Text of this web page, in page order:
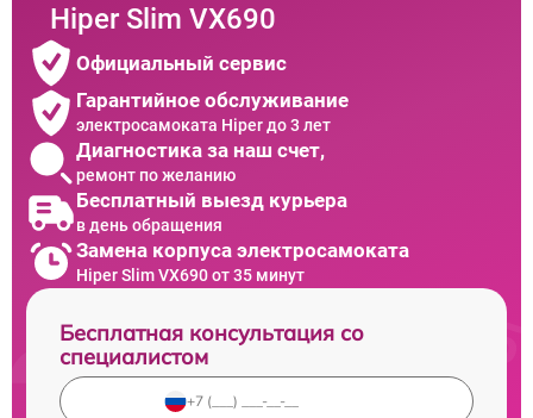
Hiper Slim VX690
Официальный сервис
Гарантийное обслуживание
электросамоката Hiper до 3 лет
Диагностика за наш счет,
ремонт по желанию
Бесплатный выезд курьера
в день обращения
Замена корпуса электросамоката
Hiper Slim VX690 от 35 минут
Бесплатная консультация со
специалистом